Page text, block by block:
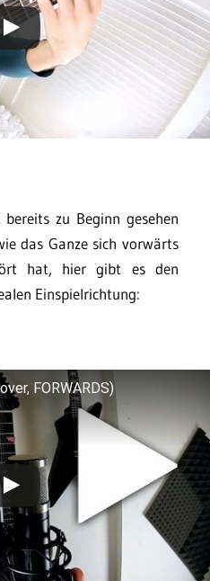
zu Beginn gesehen
das Ganze sich vorwärts
hat, hier gibt es den
Einspielrichtung:
FORWARDS)